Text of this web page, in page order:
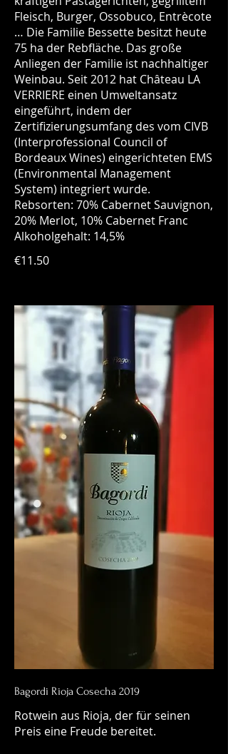
Fleisch, Burger, Ossobuco, Entrècote
… Die Familie Bessette besitzt heute
75 ha der Rebfläche. Das große
Anliegen der Familie ist nachhaltiger
Weinbau. Seit 2012 hat Château LA
VERRIERE einen Umweltansatz
eingeführt, indem der
Zertifizierungsumfang des vom CIVB
(Interprofessional Council of
Bordeaux Wines) eingerichteten EMS
(Environmental Management
System) integriert wurde.
Rebsorten: 70% Cabernet Sauvignon,
20% Merlot, 10% Cabernet Franc
Alkoholgehalt: 14,5%
€11.50
Bagordi Rioja Cosecha 2019
Rotwein aus Rioja, der für seinen
Preis eine Freude bereitet.